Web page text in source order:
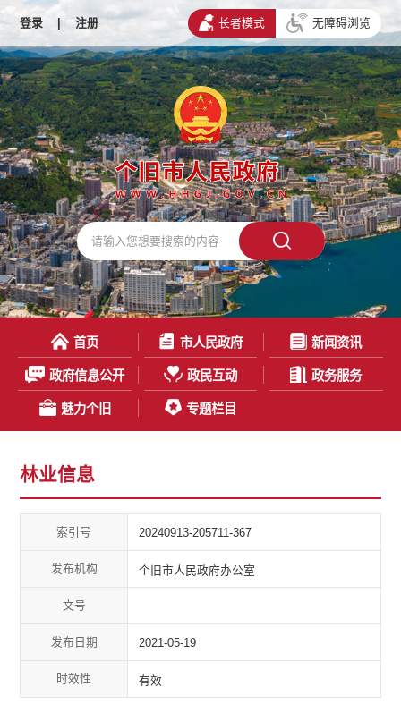
登录 | 注册 长者模式 无障碍浏览
首页 市人民政府 新闻资讯
政府信息公开 政民互动 政务服务
魅力个旧 专题栏目
林业信息
索引号 20240913-205711-367
发布机构 个旧市人民政府办公室
文号
发布日期 2021-05-19
时效性 有效